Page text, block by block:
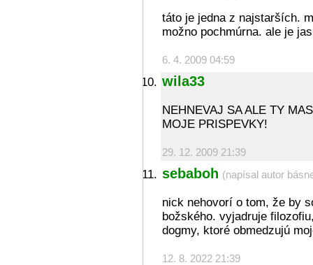
táto je jedna z najstarších.
možno pochmúrna. ale je
6. 4. 2009 04:59
wila33
NEHNEVAJ SA ALE TY
MOJE PRISPEVKY!
29. 12. 2009 21:39
sebaboh (napísal autor
nick nehovorí o tom, že by
božského. vyjadruje
dogmy, ktoré obmedzujú
12. 8. 2022 21:39